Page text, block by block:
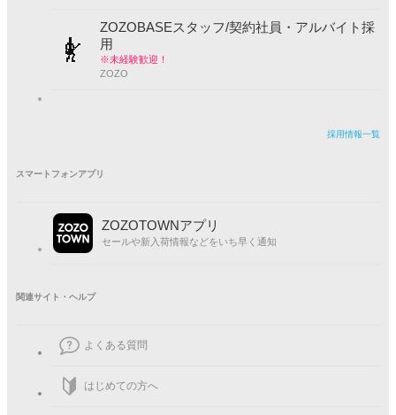
ZOZOBASEスタッフ/契約社員・アルバイト採
用
※未経験歓迎！
ZOZO
採用情報一覧
スマートフォンアプリ
ZOZOTOWNアプリ
セールや新入荷情報などをいち早く通知
関連サイト・ヘルプ
よくある質問
はじめての方へ